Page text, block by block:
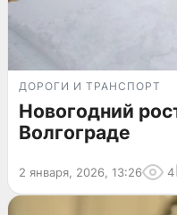
ДОРОГИ И ТРАНСПОРТ
Новогодний
Волгограде
2 января, 2026, 13:26 4